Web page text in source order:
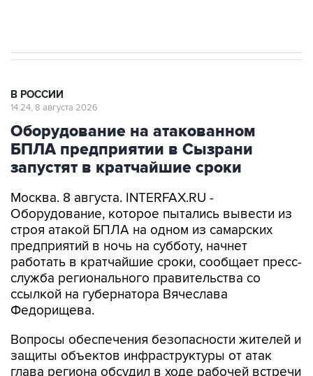
В РОССИИ
14:24, 8 августа 2026
Оборудование на атакованном
БПЛА предприятии в Сызрани
запустят в кратчайшие сроки
Москва. 8 августа. INTERFAX.RU -
Оборудование, которое пытались вывести из
строя атакой БПЛА на одном из самарских
предприятий в ночь на субботу, начнет
работать в кратчайшие сроки, сообщает пресс-
служба регионального правительства со
ссылкой на губернатора Вячеслава
Федорищева.
Вопросы обеспечения безопасности жителей и
защиты объектов инфраструктуры от атак
глава региона обсудил в ходе рабочей встречи